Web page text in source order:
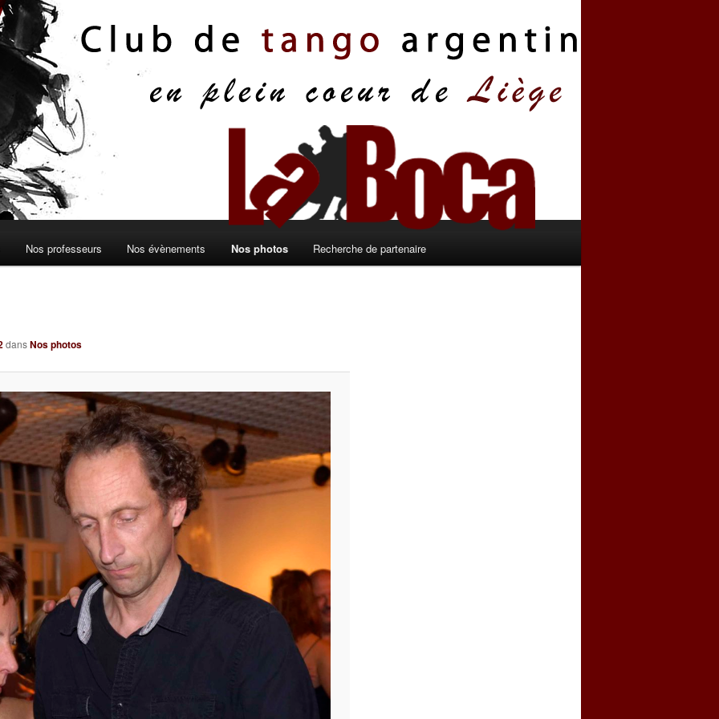
Nos professeurs Nos évènements Nos photos Recherche de partenaire
dansNos photos